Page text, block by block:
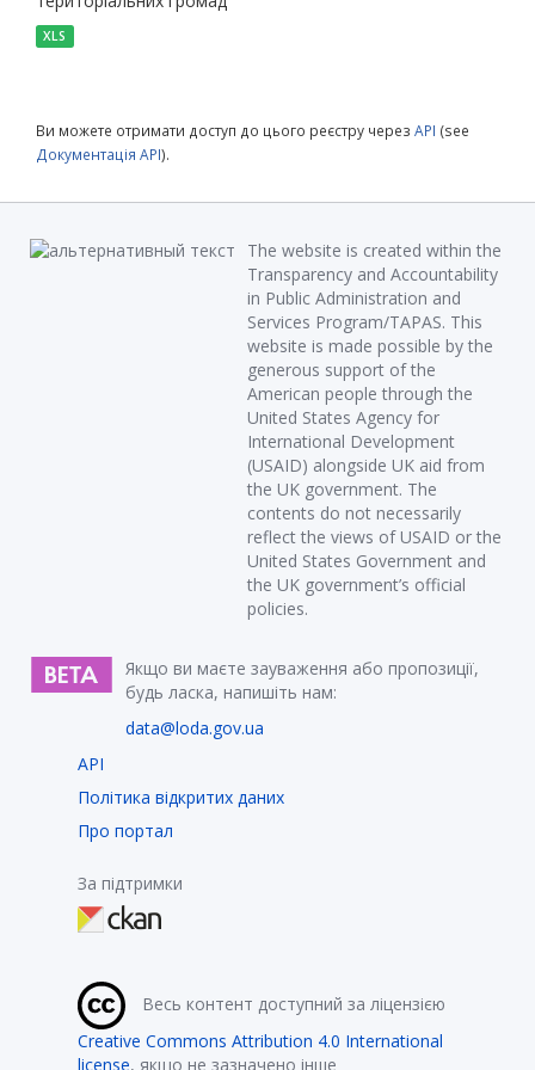
XLS
Ви можете отримати доступ до цього реєстру через API (see
Документація API).
The website is created within the
Transparency and Accountability
in Public Administration and
Services Program/TAPAS. This
website is made possible by the
generous support of the
American people through the
United States Agency for
International Development
(USAID) alongside UK aid from
the UK government. The
contents do not necessarily
reflect the views of USAID or the
United States Government and
the UK government’s official
policies.
Якщо ви маєте зауваження або пропозиції,
будь ласка, напишіть нам:
data@loda.gov.ua
API
Політика відкритих даних
Про портал
За підтримки
Весь контент доступний за ліцензією
Creative Commons Attribution 4.0 International
license, якщо не зазначено інше